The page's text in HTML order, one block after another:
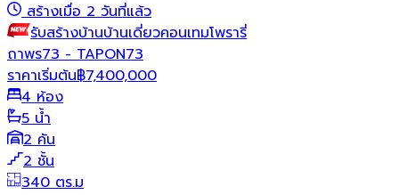
สร้างเมื่อ 2 วันที่แล้ว
รับสร้างบ้านบ้านเดี่ยวคอนเทมโพรารี่
ถาพร73 - TAPON73
ราคาเริ่มต้น฿7,400,000
4 ห้อง
5 น้ำ
2 คัน
2 ชั้น
340 ตร.ม